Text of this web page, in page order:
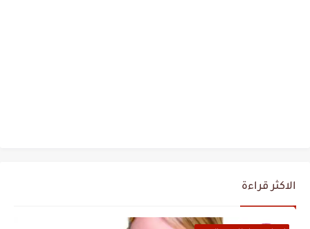
الاكثر قراءة